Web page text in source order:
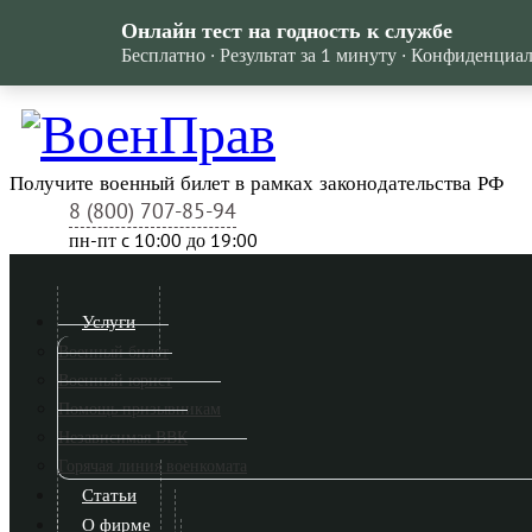
Получите военный билет в рамках законодательства РФ
8 (800) 707-85-94
пн-пт c 10:00 до 19:00
Услуги
Военный билет
Военный юрист
Помощь призывникам
Независимая ВВК
Горячая линия военкомата
Статьи
О фирме
Онлайн тест на годность к службе
Бесплатно · Результат за 1 минуту ·